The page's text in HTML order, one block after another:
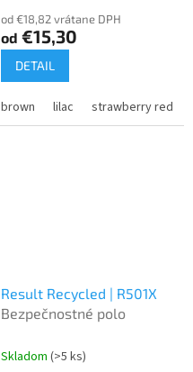
od €18,82 vrátane DPH
od €15,30
DETAIL
brown lilac strawberry red
Result Recycled | R501X
Bezpečnostné polo
Skladom (>5 ks)